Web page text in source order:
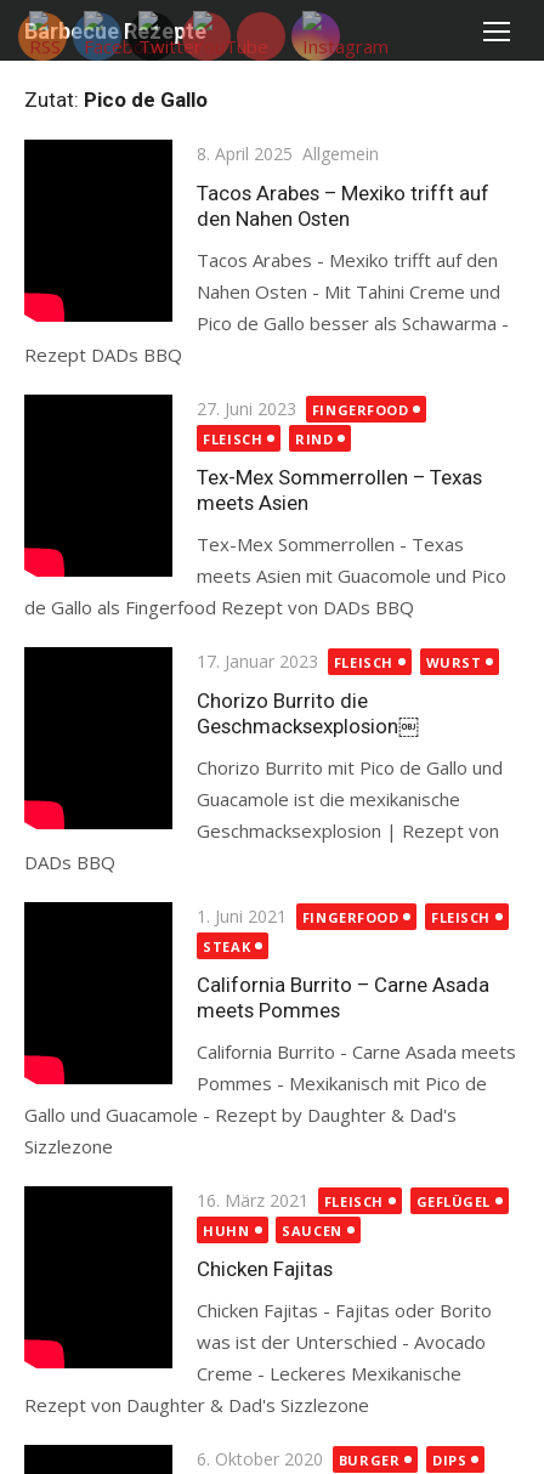
Skip
Barbecue Rezepte
Zutat: Pico de Gallo
Posted
on
8. April 2025 Allgemein
Tacos Arabes – Mexiko trifft auf
den Nahen Osten
Tacos Arabes - Mexiko trifft auf den
Nahen Osten - Mit Tahini Creme und
Pico de Gallo besser als Schawarma -
Rezept DADs BBQ
Posted
on
27. Juni 2023
FINGERFOOD
FLEISCH
RIND
Tex-Mex Sommerrollen – Texas
meets Asien
Tex-Mex Sommerrollen - Texas
meets Asien mit Guacomole und Pico
de Gallo als Fingerfood Rezept von DADs BBQ
Posted
on
17. Januar 2023 FLEISCH WURST
Chorizo Burrito die
Geschmacksexplosion￼
Chorizo Burrito mit Pico de Gallo und
Guacamole ist die mexikanische
Geschmacksexplosion | Rezept von
DADs BBQ
Posted
on
1. Juni 2021 FINGERFOOD
FLEISCH
STEAK
California Burrito – Carne Asada
meets Pommes
California Burrito - Carne Asada meets
Pommes - Mexikanisch mit Pico de
Gallo und Guacamole - Rezept by Daughter & Dad's
Sizzlezone
Posted
on
16. März 2021 FLEISCH
GEFLÜGEL
HUHN
SAUCEN
Chicken Fajitas
Chicken Fajitas - Fajitas oder Borito
was ist der Unterschied - Avocado
Creme - Leckeres Mexikanische
Rezept von Daughter & Dad's Sizzlezone
Posted
6. Oktober 2020 BURGER
DIPS